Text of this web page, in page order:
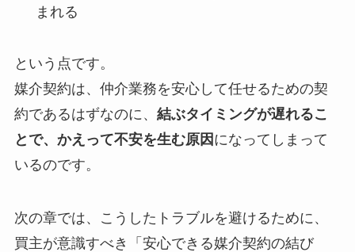
まれる
という点です。
媒介契約は、仲介業務を安心して任せるための契
約であるはずなのに、 結ぶタイミングが遅れるこ
とで、かえって不安を生む原因 になってしまって
いるのです。
次の章では、こうしたトラブルを避けるために、
買主が意識すべき「安心できる媒介契約の結び